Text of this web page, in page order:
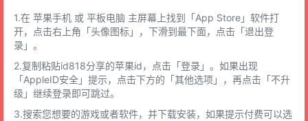
1.在 苹果手机 或 平板电脑 主屏幕上找到「App Store」软件打
开，点击右上角「头像图标」，下滑到最下面，点击「退出登
录」。
2.复制粘贴id818分享的苹果id，点击「登录」。如果出现
「AppleID安全」提示，点击下方的「其他选项」，再点击「不升
级」继续登录即可跳过。
3.搜索您想要的游戏或者软件，并下载安装，如果提示付费可以选